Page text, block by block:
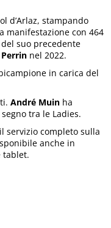
d’Arlaz, stampando
manifestazione con 464
suo precedente
nel 2022.
in carica del
André Muin ha
segno tra le Ladies.
servizio completo sulla
anche in
tablet.